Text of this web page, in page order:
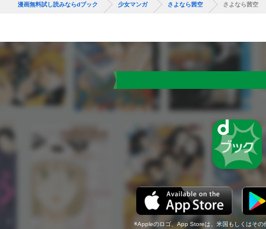
漫画無料試し読みならdブック 少女マンガ さよなら茜空 さよなら茜空
Appleのロゴ、App Storeは、米国もしくはその